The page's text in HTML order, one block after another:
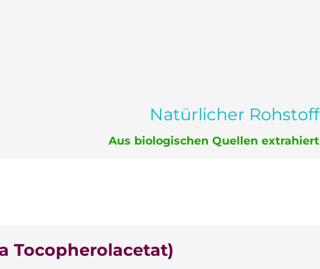
Natürlicher Rohstoff
Aus biologischen Quellen extrahiert
Tocopherolacetat)